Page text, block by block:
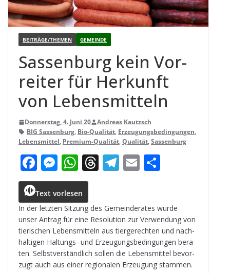
BEITRÄGE/THEMEN GEMEINDE
Sas­sen­burg kein Vor­
rei­ter für Her­kunft
von Lebensmitteln
Donnerstag, 4. Juni 20
Andreas Kautzsch
BIG Sassenburg, Bio-Qualität, Erzeugungsbedingungen,
Lebensmittel, Premium-Qualität, Qualität, Sassenburg
F
a
c
e
b
o
o
M
e
ss
e
n
g
e
W
h
a
ts
A
p
p
T
e
a
d
s
T
g
r
a
m
E
l n
Text vorlesen
In der letz­ten Sit­zung des Gemein­de­ra­tes wurde
unser Antrag für eine Reso­lu­tion zur Ver­wen­dung von
tie­ri­schen Lebens­mit­teln aus tier­ge­rech­ten und nach­
hal­ti­gen Hal­tungs- und Erzeu­gungs­be­din­gun­gen bera­
ten. Selbst­ver­ständ­lich sol­len die Lebens­mit­tel bevor­
zugt auch aus einer regio­na­len Erzeu­gung stammen.